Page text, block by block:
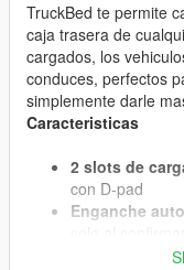
TruckBed te permite
caja trasera de
cargados, los
conduces, perfectos
simplemente darle
Caracteristicas
2 slots de
con D-pad
Enganche
Desenganche